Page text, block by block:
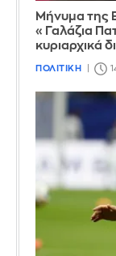
Μήνυμα της
«Γαλάζια
κυριαρχικά
ΠΟΛΙΤΙΚΗ